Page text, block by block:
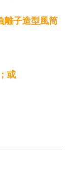
離子造型風筒
或